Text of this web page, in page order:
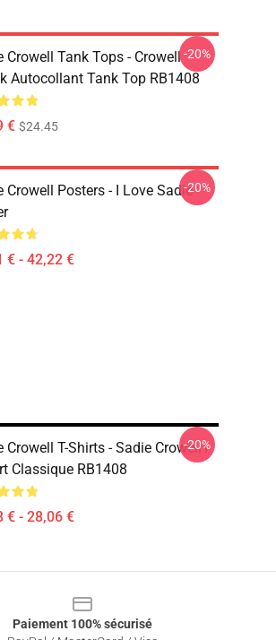
Crowell Tank Tops - Crowell
Autocollant Tank Top RB1408
€ $24.45
-20%
Crowell Posters - I Love Sadie
€ - 42,22 €
-20%
Crowell T-Shirts - Sadie Crowell1
Classique RB1408
€ - 28,06 €
-20%
Paiement 100% sécurisé